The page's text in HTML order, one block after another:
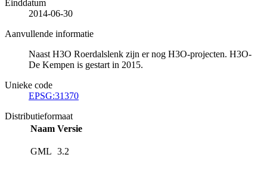
Einddatum
2014-06-30
Aanvullende informatie
Naast H3O Roerdalslenk zijn er nog H3O-projecten. H3O-
De Kempen is gestart in 2015.
Unieke code
EPSG:31370
Distributieformaat
Naam Versie
GML 3.2